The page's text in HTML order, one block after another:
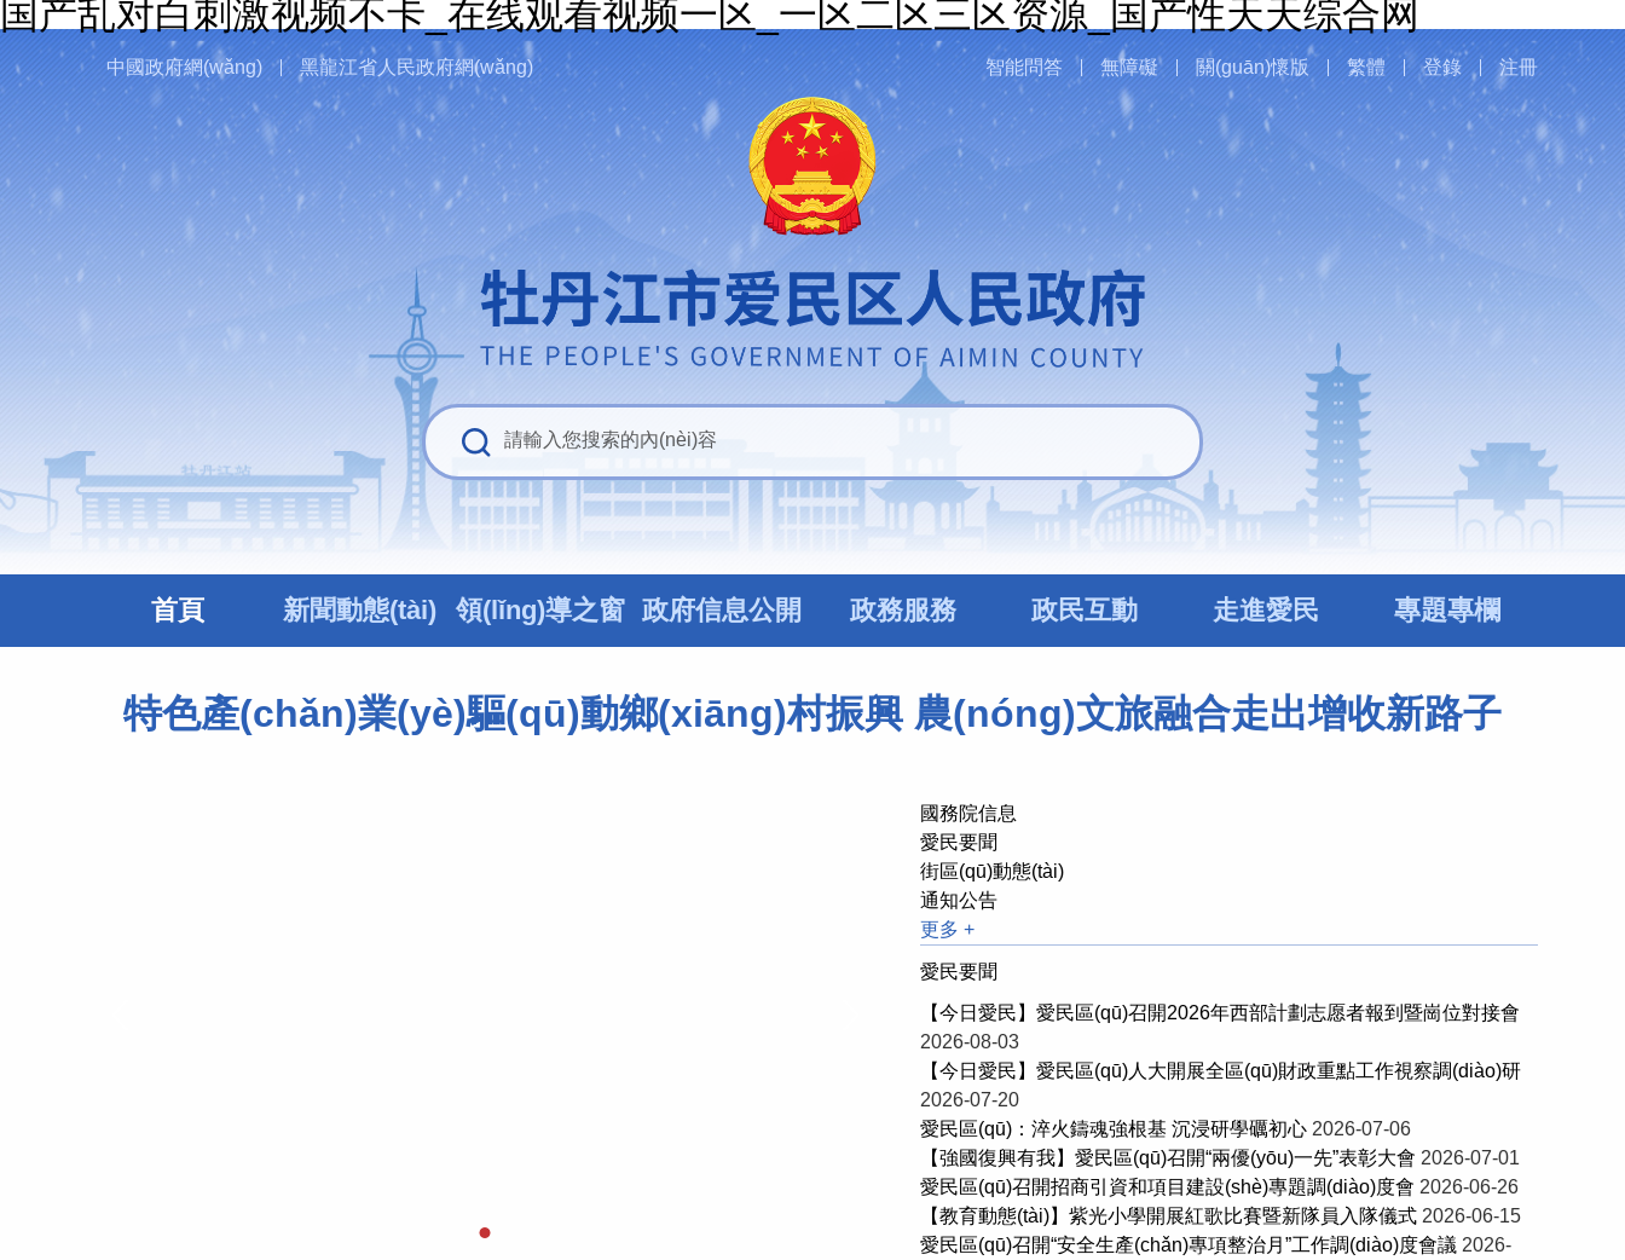
国产乱对白刺激视频不卡_在线观看视频一区_一区二区三区资源_国产性天天综合网
中國政府網(wǎng) 黑龍江省人民政府網(wǎng) 智能問答 無障礙 關(guān)懷版 繁體 登錄 注冊
首頁 新聞動態(tài) 領(lǐng)導之窗 政府信息公開 政務服務 政民互動 走進愛民 專題專欄
特色產(chǎn)業(yè)驅(qū)動鄉(xiāng)村振興 農(nóng)文旅融合走出增收新路子
國務院信息
愛民要聞
街區(qū)動態(tài)
通知公告
更多 +
愛民要聞
【今日愛民】愛民區(qū)召開2026年西部計劃志愿者報到暨崗位對接會
2026-08-03
【今日愛民】愛民區(qū)人大開展全區(qū)財政重點工作視察調(diào)研
2026-07-20
愛民區(qū)：淬火鑄魂強根基 沉浸研學礪初心 2026-07-06
【強國復興有我】愛民區(qū)召開“兩優(yōu)一先”表彰大會 2026-07-01
愛民區(qū)召開招商引資和項目建設(shè)專題調(diào)度會 2026-06-26
【教育動態(tài)】紫光小學開展紅歌比賽暨新隊員入隊儀式 2026-06-15
愛民區(qū)召開“安全生產(chǎn)專項整治月”工作調(diào)度會議 2026-